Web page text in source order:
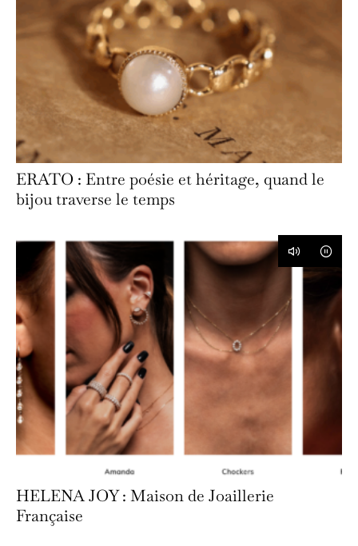
ERATO : Entre poésie et héritage, quand le
bijou traverse le temps
HELENA JOY : Maison de Joaillerie
Française